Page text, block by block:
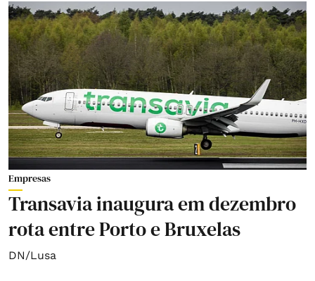
Empresas
Transavia inaugura em dezembro
rota entre Porto e Bruxelas
DN/Lusa